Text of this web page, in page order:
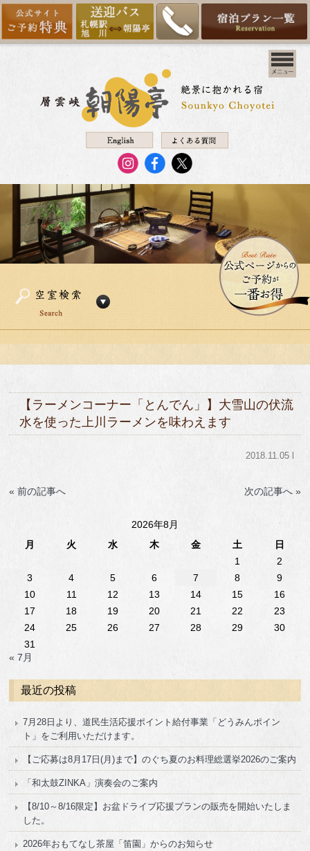
【ラーメンコーナー「とんでん」】大雪山の伏流
水を使った上川ラーメンを味わえます
2018.11.05 l
« 前の記事へ 次の記事へ »
2026年8月
月
火 水 木 金 土
日
1
2
3
4 5 6 7 8
9
10
11 12 13 14 15
16
17
18 19 20 21 22
23
24
25 26 27 28 29
30
31
« 7月
最近の投稿
7月28日より、道民生活応援ポイント給付事業「どうみんポイン
ト」をご利用いただけます。
【ご応募は8月17日(月)まで】のぐち夏のお料理総選挙2026のご案内
「和太鼓ZINKA」演奏会のご案内
【8/10～8/16限定】お盆ドライブ応援プランの販売を開始いたしま
した。
2026年おもてなし茶屋「笛園」からのお知らせ